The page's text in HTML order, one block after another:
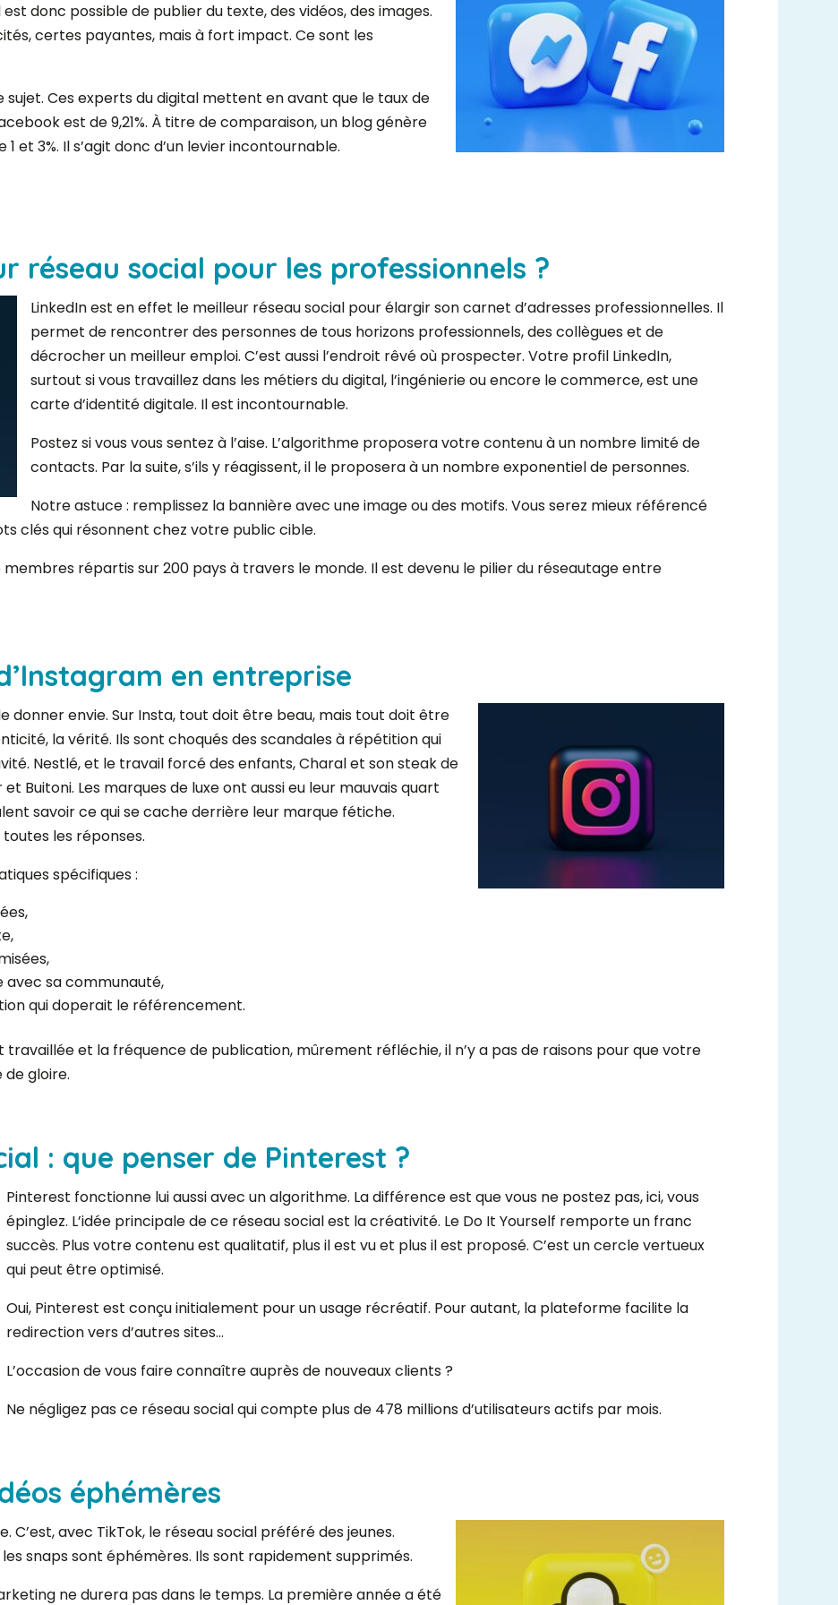
donc possible de publier du texte, des vidéos, des images.
certes payantes, mais à fort impact. Ce sont les
Ces experts du digital mettent en avant que le taux de
est de 9,21%. À titre de comparaison, un blog génère
et 3%. Il s’agit donc d’un levier incontournable.
réseau social pour les professionnels ?
LinkedIn est en effet le meilleur réseau social pour élargir son carnet d’adresses professionnelles. Il
permet de rencontrer des personnes de tous horizons professionnels, des collègues et de
décrocher un meilleur emploi. C’est aussi l’endroit rêvé où prospecter. Votre profil LinkedIn,
surtout si vous travaillez dans les métiers du digital, l’ingénierie ou encore le commerce, est une
carte d’identité digitale. Il est incontournable.
Postez si vous vous sentez à l’aise. L’algorithme proposera votre contenu à un nombre limité de
contacts. Par la suite, s’ils y réagissent, il le proposera à un nombre exponentiel de personnes.
Notre astuce : remplissez la bannière avec une image ou des motifs. Vous serez mieux référencé
clés qui résonnent chez votre public cible.
membres répartis sur 200 pays à travers le monde. Il est devenu le pilier du réseautage entre
en entreprise
donner envie. Sur Insta, tout doit être beau, mais tout doit être
la vérité. Ils sont choqués des scandales à répétition qui
Nestlé, et le travail forcé des enfants, Charal et son steak de
Buitoni. Les marques de luxe ont aussi eu leur mauvais quart
savoir ce qui se cache derrière leur marque fétiche.
les réponses.
spécifiques :
avec sa communauté,
qui doperait le référencement.
travaillée et la fréquence de publication, mûrement réfléchie, il n’y a pas de raisons pour que votre
de gloire.
: que penser de Pinterest ?
Pinterest fonctionne lui aussi avec un algorithme. La différence est que vous ne postez pas, ici, vous
épinglez. L’idée principale de ce réseau social est la créativité. Le Do It Yourself remporte un franc
succès. Plus votre contenu est qualitatif, plus il est vu et plus il est proposé. C’est un cercle vertueux
qui peut être optimisé.
Oui, Pinterest est conçu initialement pour un usage récréatif. Pour autant, la plateforme facilite la
redirection vers d’autres sites…
L’occasion de vous faire connaître auprès de nouveaux clients ?
Ne négligez pas ce réseau social qui compte plus de 478 millions d’utilisateurs actifs par mois.
éphémères
C’est, avec TikTok, le réseau social préféré des jeunes.
snaps sont éphémères. Ils sont rapidement supprimés.
ne durera pas dans le temps. La première année a été